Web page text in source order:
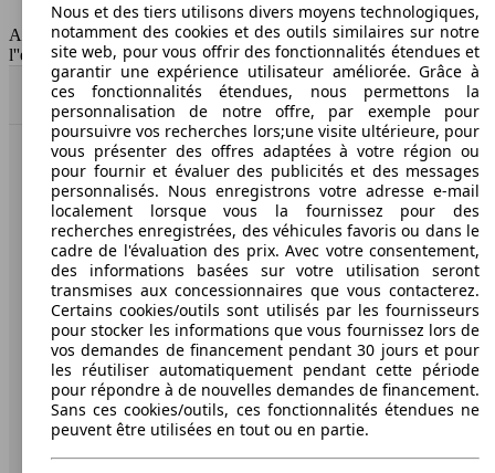
HSN/TSN
n.c./263ZXD1B
AutoScout24 France SAS décline toute responsabilité concernant
l''exactitude des indications fournies.
Haut
AutoScout24: la plus grande plateforme en ligne de
voitures en Europe
AutoScout24
A propos d'AutoScout24
Conditions d'utilisation
Informations légales
Protection des données
Nous et des tiers utilisons divers moyens technologiques,
notamment des cookies et des outils similaires sur notre
site web, pour vous offrir des fonctionnalités étendues et
garantir une expérience utilisateur améliorée. Grâce à
ces fonctionnalités étendues, nous permettons la
personnalisation de notre offre, par exemple pour
poursuivre vos recherches lors;une visite ultérieure, pour
vous présenter des offres adaptées à votre région ou
pour fournir et évaluer des publicités et des messages
personnalisés. Nous enregistrons votre adresse e-mail
localement lorsque vous la fournissez pour des
recherches enregistrées, des véhicules favoris ou dans le
cadre de l'évaluation des prix. Avec votre consentement,
des informations basées sur votre utilisation seront
transmises aux concessionnaires que vous contacterez.
Certains cookies/outils sont utilisés par les fournisseurs
pour stocker les informations que vous fournissez lors de
vos demandes de financement pendant 30 jours et pour
les réutiliser automatiquement pendant cette période
pour répondre à de nouvelles demandes de financement.
Sans ces cookies/outils, ces fonctionnalités étendues ne
peuvent être utilisées en tout ou en partie.